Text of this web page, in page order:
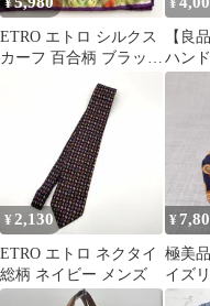
¥
ETRO エトロ シルクス
カーフ 百合柄 ブラック
グリーン 縁取りパープ
¥
【良
ハン
ッグ
イズ
ザー
ユニ
メン
¥2,130
ETRO エトロ ネクタイ
総柄 ネイビー メンズ
¥
極美
イズ
タイ